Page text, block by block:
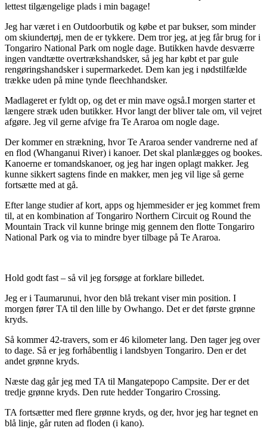
lettest tilgængelige plads i min bagage!
Jeg har været i en Outdoorbutik og købe et par bukser, som minder
om skiundertøj, men de er tykkere. Dem tror jeg, at jeg får brug for i
Tongariro National Park om nogle dage. Butikken havde desværre
ingen vandtætte overtrækshandsker, så jeg har købt et par gule
rengøringshandsker i supermarkedet. Dem kan jeg i nødstilfælde
trække uden på mine tynde fleechhandsker.
Madlageret er fyldt op, og det er min mave også.I morgen starter et
længere stræk uden butikker. Hvor langt der bliver tale om, vil vejret
afgøre. Jeg vil gerne afvige fra Te Araroa om nogle dage.
Der kommer en strækning, hvor Te Araroa sender vandrerne ned af
en flod (Whanganui River) i kanoer. Det skal planlægges og bookes.
Kanoerne er tomandskanoer, og jeg har ingen oplagt makker. Jeg
kunne sikkert sagtens finde en makker, men jeg vil lige så gerne
fortsætte med at gå.
Efter lange studier af kort, apps og hjemmesider er jeg kommet frem
til, at en kombination af Tongariro Northern Circuit og Round the
Mountain Track vil kunne bringe mig gennem den flotte Tongariro
National Park og via to mindre byer tilbage på Te Araroa.
Hold godt fast – så vil jeg forsøge at forklare billedet.
Jeg er i Taumarunui, hvor den blå trekant viser min position. I
morgen fører TA til den lille by Owhango. Det er det første grønne
kryds.
Så kommer 42-travers, som er 46 kilometer lang. Den tager jeg over
to dage. Så er jeg forhåbentlig i landsbyen Tongariro. Den er det
andet grønne kryds.
Næste dag går jeg med TA til Mangatepopo Campsite. Der er det
tredje grønne kryds. Den rute hedder Tongariro Crossing.
TA fortsætter med flere grønne kryds, og der, hvor jeg har tegnet en
blå linje, går ruten ad floden (i kano).